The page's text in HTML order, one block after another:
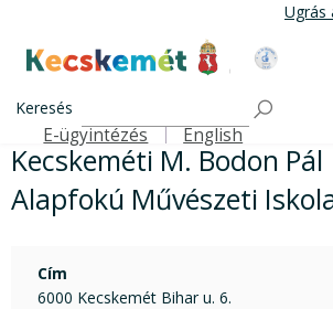
tartalomra
Ugrás
Kecskemét Város Honlapja
Keresés
Felső navigáció
E-ügyintézés English
Kecskeméti M. Bodon Pál Alapfokú
Kecskeméti M. Bodon Pál
Alapfokú Művészeti
Cím
6000 Kecskemét Bihar u. 6.